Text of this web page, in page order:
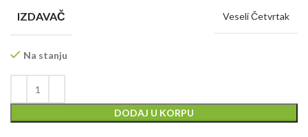
IZDAVAČ Veseli Četvrtak
Na stanju
DODAJ U KORPU